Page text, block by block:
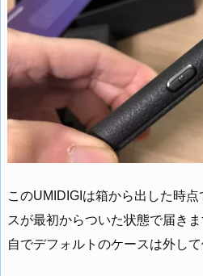
このUMIDIGIは箱から出した時
スが最初からついた状態で届き
自でデフォルトのケースは外して